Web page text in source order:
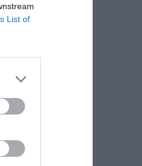
List of